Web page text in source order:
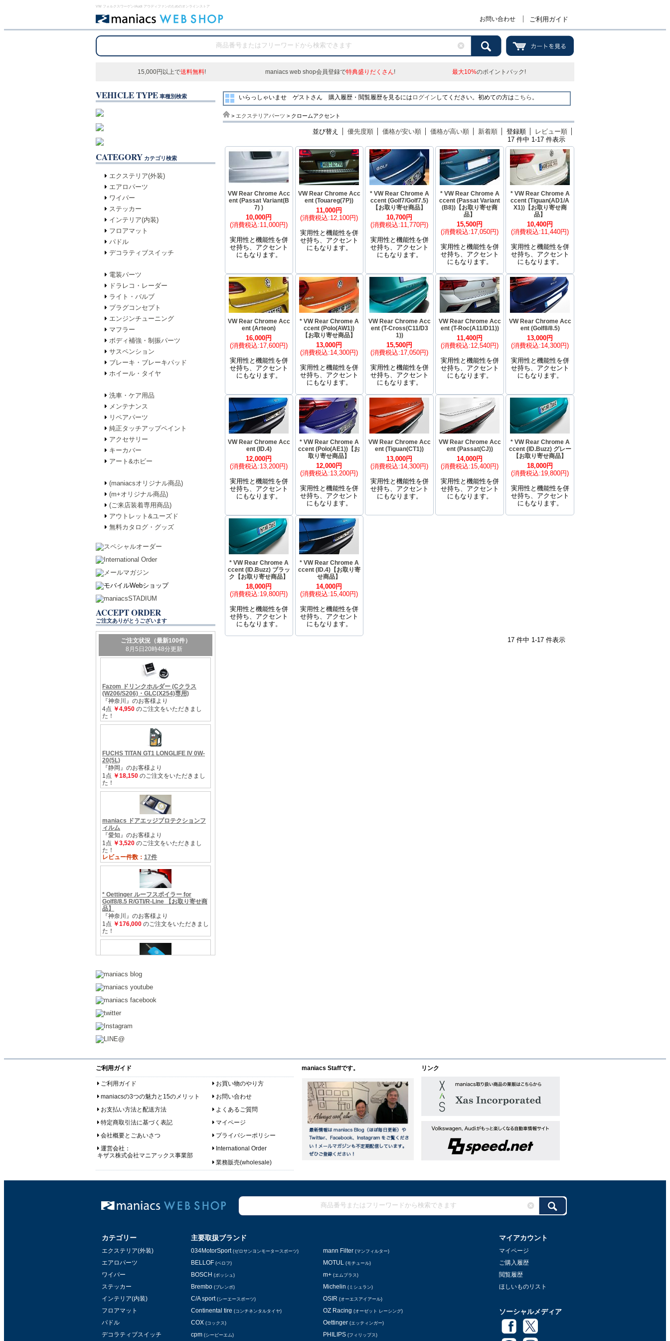
VW フォルクスワーゲン/Audi アウディファンのためのオンラインストア
お問い合わせ ご利用ガイド
15,000円以上で送料無料! maniacs web shop会員登録で特典盛りだくさん! 最大10%のポイントバック!
VEHICLE TYPE 車種別検索
CATEGORY カテゴリ検索
エクステリア(外装)
エアロパーツ
ワイパー
ステッカー
インテリア(内装)
フロアマット
パドル
デコラティブスイッチ
電装パーツ
ドラレコ・レーダー
ライト・バルブ
プラグコンセプト
エンジンチューニング
マフラー
ボディ補強・制振パーツ
サスペンション
ブレーキ・ブレーキパッド
ホイール・タイヤ
洗車・ケア用品
メンテナンス
リペアパーツ
純正タッチアップペイント
アクセサリー
キーカバー
アート&ホビー
(maniacsオリジナル商品)
(m+オリジナル商品)
(ご来店装着専用商品)
アウトレット&ユーズド
無料カタログ・グッズ
ACCEPT ORDER
ご注文ありがとうございます
いらっしゃいませ ゲストさん 購入履歴・閲覧履歴を見るには ログイン してください。初めての方はこちら 。
> エクステリアパーツ > クロームアクセント
並び替え 優先度順 価格が安い順 価格が高い順 新着順 登録順
レビュー順
17 件中 1-17 件表示
VW Rear Chrome Acc
ent (Passat Variant(B
7) )
10,000円
(消費税込:11,000円)
実用性と機能性を併
せ持ち、アクセント
にもなります。
VW Rear Chrome Acc
ent (Touareg(7P))
11,000円
(消費税込:12,100円)
実用性と機能性を併
せ持ち、アクセント
にもなります。
* VW Rear Chrome A
ccent (Golf7/Golf7.5)
【お取り寄せ商品】
10,700円
(消費税込:11,770円)
実用性と機能性を併
せ持ち、アクセント
にもなります。
* VW Rear Chrome A
ccent (Passat Variant
(B8))【お取り寄せ商
品】
15,500円
(消費税込:17,050円)
実用性と機能性を併
せ持ち、アクセント
にもなります。
* VW Rear Chrome A
ccent (Tiguan(AD1/A
X1))【お取り寄せ商
品】
10,400円
(消費税込:11,440円)
実用性と機能性を併
せ持ち、アクセント
にもなります。
VW Rear Chrome Acc
ent (Arteon)
16,000円
(消費税込:17,600円)
実用性と機能性を併
せ持ち、アクセント
にもなります。
* VW Rear Chrome A
ccent (Polo(AW1))
【お取り寄せ商品】
13,000円
(消費税込:14,300円)
実用性と機能性を併
せ持ち、アクセント
にもなります。
VW Rear Chrome Acc
ent (T-Cross(C11/D3
1))
15,500円
(消費税込:17,050円)
実用性と機能性を併
せ持ち、アクセント
にもなります。
VW Rear Chrome Acc
ent (T-Roc(A11/D11))
11,400円
(消費税込:12,540円)
実用性と機能性を併
せ持ち、アクセント
にもなります。
VW Rear Chrome Acc
ent (Golf8/8.5)
13,000円
(消費税込:14,300円)
実用性と機能性を併
せ持ち、アクセント
にもなります。
VW Rear Chrome Acc
ent (ID.4)
12,000円
(消費税込:13,200円)
実用性と機能性を併
せ持ち、アクセント
にもなります。
* VW Rear Chrome A
ccent (Polo(AE1))【お
取り寄せ商品】
12,000円
(消費税込:13,200円)
実用性と機能性を併
せ持ち、アクセント
にもなります。
VW Rear Chrome Acc
ent (Tiguan(CT1))
13,000円
(消費税込:14,300円)
実用性と機能性を併
せ持ち、アクセント
にもなります。
VW Rear Chrome Acc
ent (Passat(CJ))
14,000円
(消費税込:15,400円)
実用性と機能性を併
せ持ち、アクセント
にもなります。
* VW Rear Chrome A
ccent (ID.Buzz) グレー
【お取り寄せ商品】
18,000円
(消費税込:19,800円)
実用性と機能性を併
せ持ち、アクセント
にもなります。
* VW Rear Chrome A
ccent (ID.Buzz) ブラッ
ク【お取り寄せ商品】
18,000円
(消費税込:19,800円)
実用性と機能性を併
せ持ち、アクセント
にもなります。
* VW Rear Chrome A
ccent (ID.4)【お取り寄
せ商品】
14,000円
(消費税込:15,400円)
実用性と機能性を併
せ持ち、アクセント
にもなります。
17 件中 1-17 件表示
ご利用ガイド
ご利用ガイド
お買い物のやり方
maniacsの3つの魅力と15のメリット
お問い合わせ
お支払い方法と配送方法
よくあるご質問
特定商取引法に基づく表記
マイページ
会社概要とごあいさつ
プライバシーポリシー
運営会社：
キザス株式会社マニアックス事業部
International Order
業務販売(wholesale)
maniacs Staffです。 リンク
カテゴリー
エクステリア(外装)
エアロパーツ
ワイパー
ステッカー
インテリア(内装)
フロアマット
パドル
デコラティブスイッチ
主要取扱ブランド
034MotorSport (ゼロサンヨンモータースポーツ)
BELLOF (ベロフ)
BOSCH (ボッシュ)
Brembo (ブレンボ)
C/A sport (シーエースポーツ)
Continental tire (コンチネンタルタイヤ)
COX (コックス)
cpm (シービーエム)
mann Filter (マンフィルター)
MOTUL (モチュール)
m+ (エムプラス)
Michelin (ミシュラン)
OSIR (オーエスアイアール)
OZ Racing (オーゼット レーシング)
Oettinger (エッティンガー)
PHILIPS (フィリップス)
マイアカウント
マイページ
ご購入履歴
閲覧履歴
ほしいものリスト
ソーシャルメディア